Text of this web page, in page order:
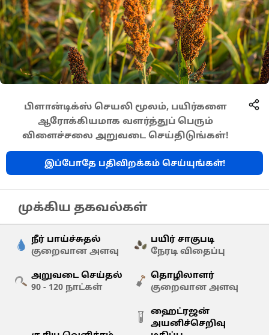
பிளான்டிக்ஸ் செயலி மூலம், பயிர்களை
ஆரோக்கியமாக வளர்த்துப் பெரும்
விளைச்சலை அறுவடை செய்திடுங்கள்!
இப்போதே பதிவிறக்கம் செய்யுங்கள்!
முக்கிய தகவல்கள்
நீர் பாய்ச்சுதல்
குறைவான அளவு
பயிர் சாகுபடி
நேரடி விதைப்பு
அறுவடை செய்தல்
90 - 120 நாட்கள்
தொழிலாளர்
குறைவான அளவு
ஹைட்ரஜன்
அயனிச்செறிவு